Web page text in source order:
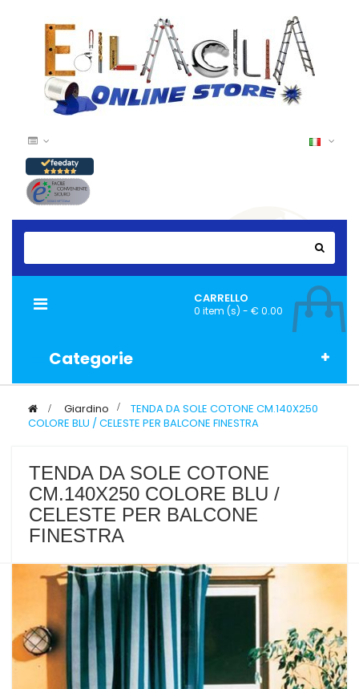
CARRELLO
0 item (s) - € 0.00
Categorie
Navigazione
> Giardino >
TENDA DA SOLE COTONE CM.140X250
COLORE BLU / CELESTE PER BALCONE FINESTRA
TENDA DA SOLE COTONE
CM.140X250 COLORE BLU /
CELESTE PER BALCONE
FINESTRA